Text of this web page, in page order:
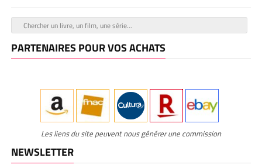
PARTENAIRES POUR VOS ACHATS
Les liens du site peuvent nous générer une commission
NEWSLETTER